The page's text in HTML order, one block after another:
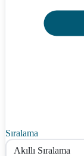
Sıralama
Akıllı Sıralama